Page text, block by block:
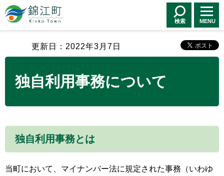
錦江町 Kinko
Town
検索 MENU
更新日：2022年3月7日
独自利用事務について
独自利用事務とは
当町において、マイナンバー法に規定された事務（いわゆ